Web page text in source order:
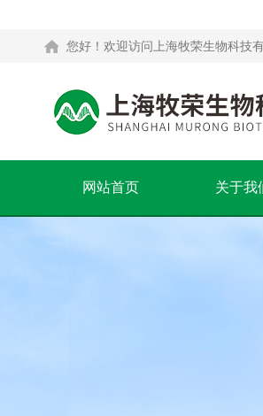
您好！欢迎访问上海牧荣生物科技
网站首页 关于我